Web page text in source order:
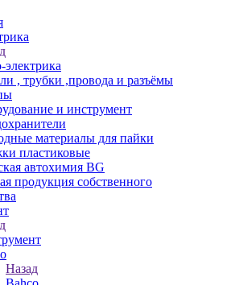
электрика
, трубки ,провода и разъёмы
и инструмент
материалы для пайки
пластиковые
автохимия BG
продукция собственного
Назад